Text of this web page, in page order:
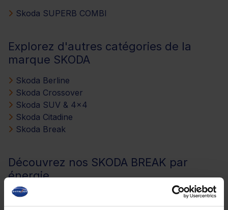
Skoda SUPERB COMBI
Explorez d'autres catégories de la
marque SKODA
Skoda Berline
Skoda Crossover
Skoda SUV & 4x4
Skoda Citadine
Skoda Break
Découvrez nos SKODA BREAK par
énergie
Skoda SUV Essence